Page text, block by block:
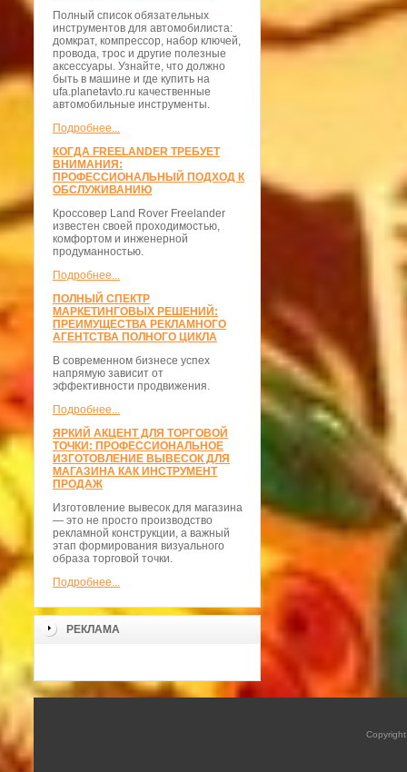
Полный список обязательных
инструментов для автомобилиста:
домкрат, компрессор, набор ключей,
провода, трос и другие полезные
аксессуары. Узнайте, что должно
быть в машине и где купить на
ufa.planetavto.ru качественные
автомобильные инструменты.
Подробнее...
КОГДА FREELANDER ТРЕБУЕТ
ВНИМАНИЯ:
ПРОФЕССИОНАЛЬНЫЙ ПОДХОД К
ОБСЛУЖИВАНИЮ
Кроссовер Land Rover Freelander
известен своей проходимостью,
комфортом и инженерной
продуманностью.
Подробнее...
ПОЛНЫЙ СПЕКТР
МАРКЕТИНГОВЫХ РЕШЕНИЙ:
ПРЕИМУЩЕСТВА РЕКЛАМНОГО
АГЕНТСТВА ПОЛНОГО ЦИКЛА
В современном бизнесе успех
напрямую зависит от
эффективности продвижения.
Подробнее...
ЯРКИЙ АКЦЕНТ ДЛЯ ТОРГОВОЙ
ТОЧКИ: ПРОФЕССИОНАЛЬНОЕ
ИЗГОТОВЛЕНИЕ ВЫВЕСОК ДЛЯ
МАГАЗИНА КАК ИНСТРУМЕНТ
ПРОДАЖ
Изготовление вывесок для магазина
— это не просто производство
рекламной конструкции, а важный
этап формирования визуального
образа торговой точки.
Подробнее...
РЕКЛАМА